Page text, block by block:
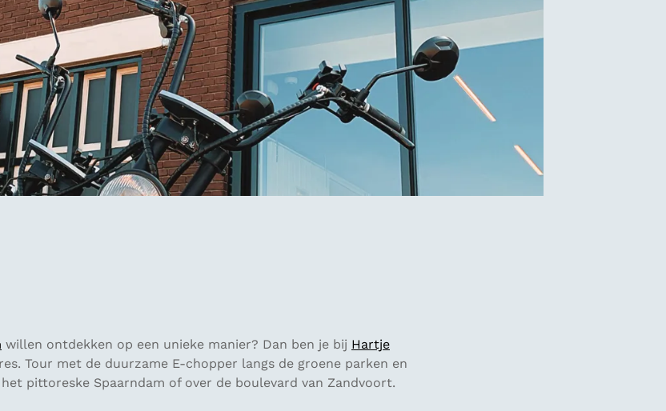
willen ontdekken op een unieke manier? Dan ben je bij Hartje
Tour met de duurzame E-chopper langs de groene parken en
pittoreske Spaarndam of over de boulevard van Zandvoort.